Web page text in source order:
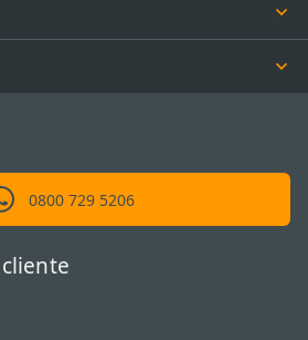
maior versatilidade de
fixos mantêm a tela bem rente à
no ambiente.</p><h2>Qual a
que o sinal de áudio e
fundamentais para aproveitar
o 4K, e tecnologias de som modernas,
de conexão que prejudicam a sua
0800 729 5206